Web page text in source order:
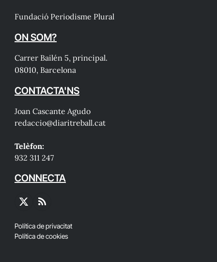
Fundació Periodisme Plural
ON SOM?
Carrer Bailén 5, principal.
08010, Barcelona
CONTACTA'NS
Joan Cascante Agudo
redaccio@diaritreball.cat
Telèfon:
932 311 247
CONNECTA
X
RSS
Política de privacitat
Política de cookies